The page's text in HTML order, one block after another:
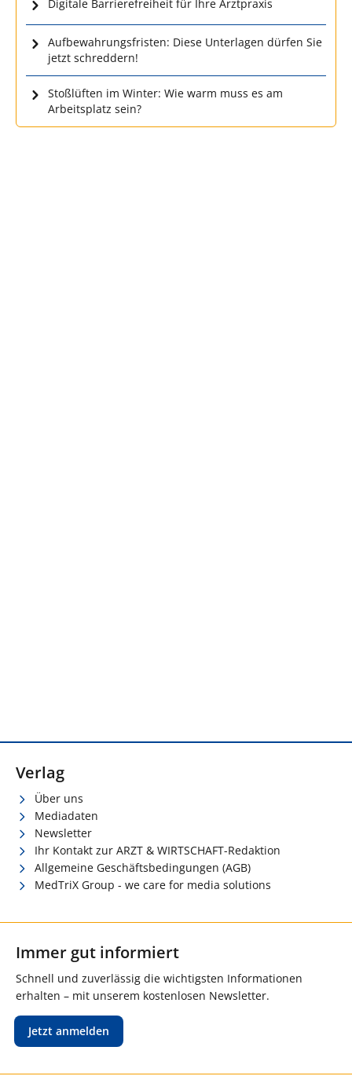
Digitale Barrierefreiheit für Ihre Arztpraxis
Aufbewahrungsfristen: Diese Unterlagen dürfen Sie
jetzt schreddern!
Stoßlüften im Winter: Wie warm muss es am
Arbeitsplatz sein?
Verlag
Über uns
Mediadaten
Newsletter
Ihr Kontakt zur ARZT & WIRTSCHAFT-Redaktion
Allgemeine Geschäftsbedingungen (AGB)
MedTriX Group - we care for media solutions
Immer gut informiert
Schnell und zuverlässig die wichtigsten Informationen
erhalten – mit unserem kostenlosen Newsletter.
Jetzt anmelden